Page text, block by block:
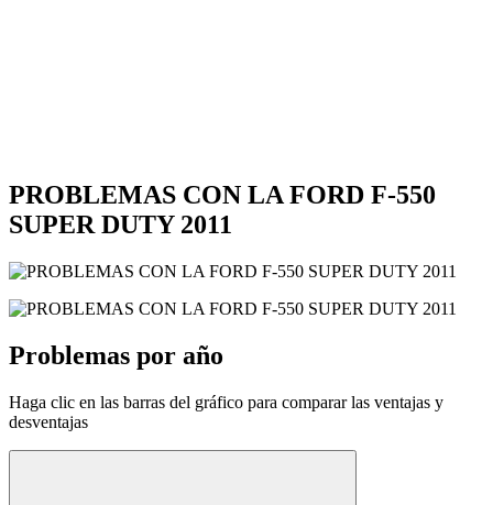
PROBLEMAS CON LA FORD F-550
SUPER DUTY 2011
Problemas por año
Haga clic en las barras del gráfico para comparar las ventajas y
desventajas